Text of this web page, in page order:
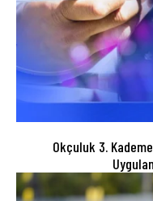
Okçuluk 3.